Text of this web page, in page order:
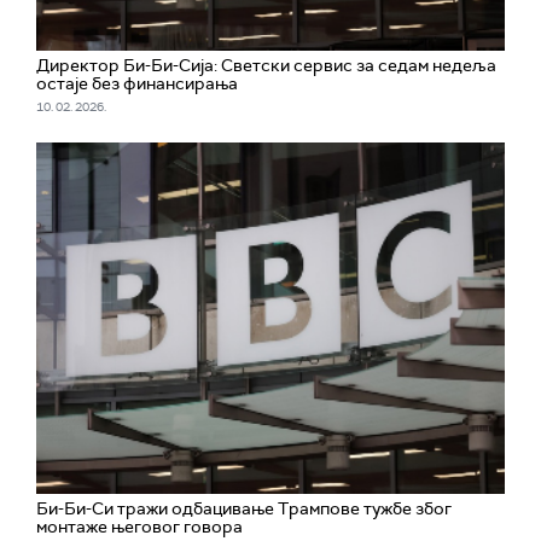
Директор Би-Би-Сија: Светски сервис за седам недеља
остаје без финансирања
10. 02. 2026.
Би-Би-Си тражи одбацивање Трампове тужбе због
монтаже његовог говора